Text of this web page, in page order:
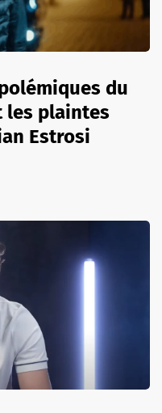
du
les plaintes
Estrosi